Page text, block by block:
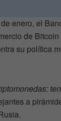
enero, el
de
su política
a